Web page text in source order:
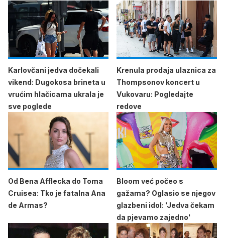
Karlovčani jedva dočekali
vikend: Dugokosa brineta u
vrućim hlačicama ukrala je
sve poglede
Krenula prodaja ulaznica za
Thompsonov koncert u
Vukovaru: Pogledajte
redove
Od Bena Afflecka do Toma
Cruisea: Tko je fatalna Ana
de Armas?
Bloom već počeo s
gažama? Oglasio se njegov
glazbeni idol: 'Jedva čekam
da pjevamo zajedno'